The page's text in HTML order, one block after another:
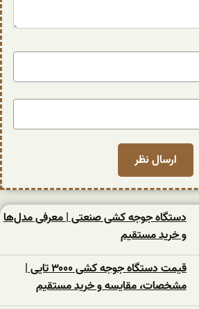
دستگاه جوجه کشی صنعتی | معرفی مدل‌ها
و خرید مستقیم
قیمت دستگاه جوجه کشی ۳۰۰۰ تایی |
مشخصات، مقایسه و خرید مستقیم